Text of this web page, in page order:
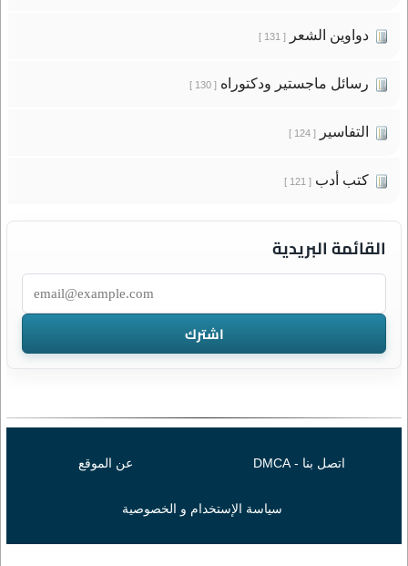
دواوين الشعر[ 131 ]
رسائل ماجستير ودكتوراه[ 130 ]
التفاسير[ 124 ]
كتب أدب[ 121 ]
القائمة البريدية
اتصل بنا - DMCA عن الموقع
سياسة الإستخدام و الخصوصية